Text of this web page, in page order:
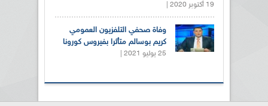
19 أكتوبر 2020 |
وفاة صحفي التلفزيون العمومي
كريم بوسالم متأثرا بفيروس كورونا
25 يوليو 2021 |